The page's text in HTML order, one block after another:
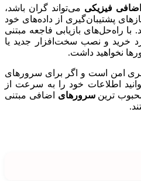
فیزیکی می‌تواند گران باشد،
پشتیبان‌گیری از داده‌های خود
با راه‌حل‌های بازیابی فاجعه مبتنی
خرید و نصب سخت‌افزار جدید یا
نخواهید داشت.
امن است و اگر برای سرورهای
اطلاعات خود را به سرعت از
محبوب ترینسرورهای اضافی مبتنی